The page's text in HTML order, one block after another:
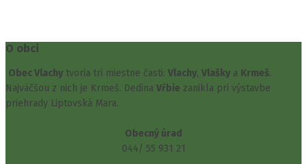
O obci
Obec Vlachy tvoria tri miestne časti: Vlachy, Vlašky a Krmeš.
Najväčšou z nich je Krmeš. Dedina Vŕbie zanikla pri výstavbe
priehrady Liptovská Mara.
Obecný úrad
044/ 55 931 21